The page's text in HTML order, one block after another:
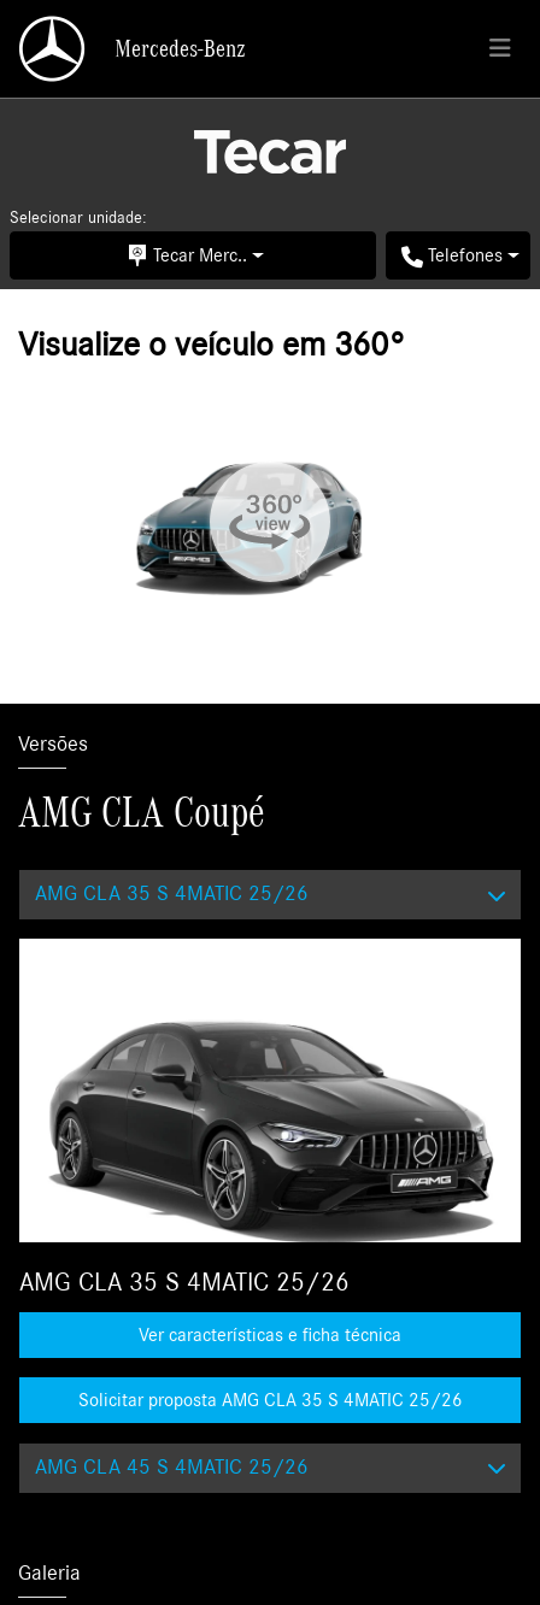
Mercedes-Benz
Selecionar unidade:
Tecar Merc.. Telefones
Visualize o veículo em 360°
Versões
AMG CLA Coupé
AMG CLA 35 S 4MATIC 25/26
AMG CLA 35 S 4MATIC 25/26
Ver características e ficha técnica
Solicitar proposta AMG CLA 35 S 4MATIC 25/26
AMG CLA 45 S 4MATIC 25/26
Galeria
Mercedes-Benz